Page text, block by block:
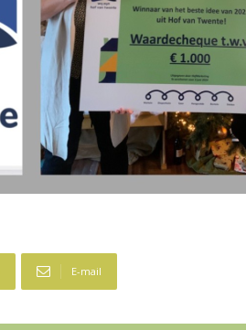
E-mail